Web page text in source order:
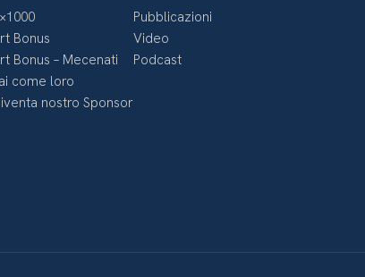
Bonus
Bonus – Mecenati
come loro
nostro Sponsor
Pubblicazioni
Video
Podcast